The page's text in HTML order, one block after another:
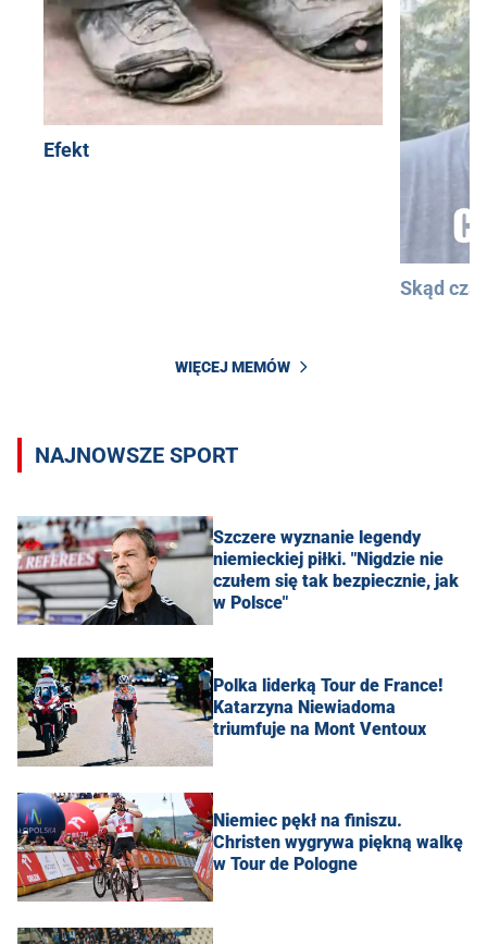
Efekt
Skąd
WIĘCEJ MEMÓW
NAJNOWSZE SPORT
Szczere wyznanie legendy
niemieckiej piłki. "Nigdzie nie
czułem się tak bezpiecznie, jak
w Polsce"
Polka liderką Tour de France!
Katarzyna Niewiadoma
triumfuje na Mont Ventoux
Niemiec pękł na finiszu.
Christen wygrywa piękną walkę
w Tour de Pologne